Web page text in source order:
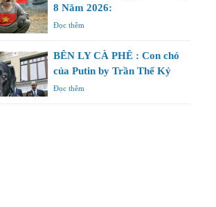
8 Năm 2026:
Đọc thêm
BÊN LY CÀ PHÊ : Con chó
của Putin by Trần Thế Kỷ
Đọc thêm